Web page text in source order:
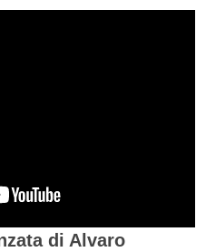
di Alvaro